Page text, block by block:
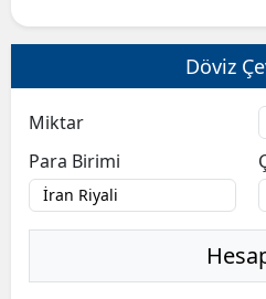
Döviz
Miktar
Para Birimi